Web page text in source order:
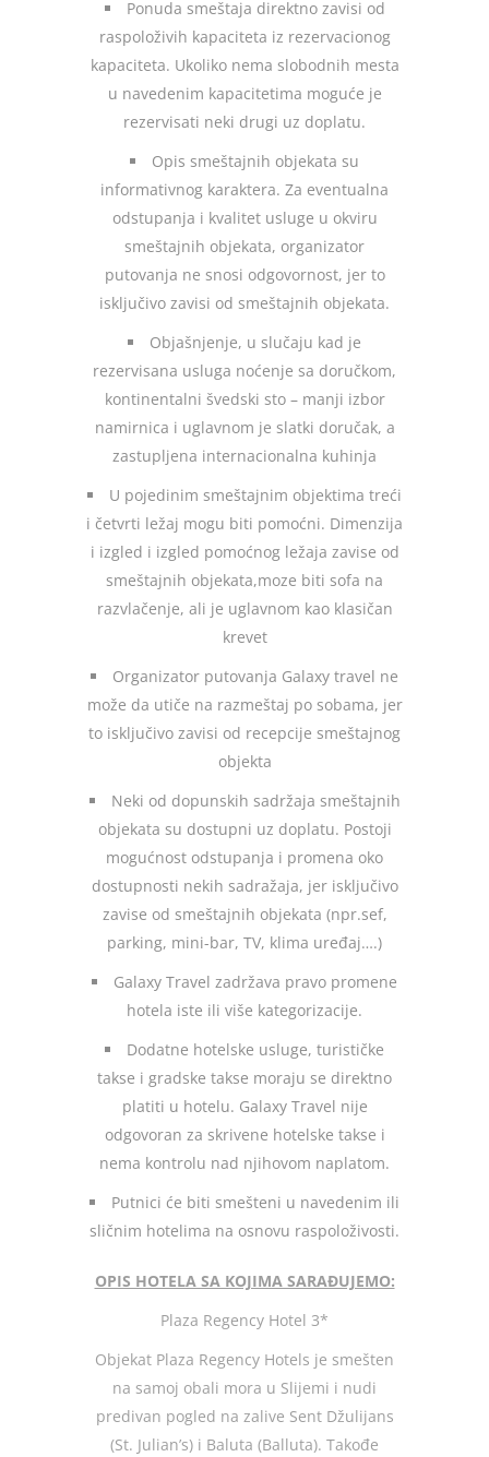
Ponuda smeštaja direktno zavisi od
raspoloživih kapaciteta iz rezervacionog
kapaciteta. Ukoliko nema slobodnih mesta
u navedenim kapacitetima moguće je
rezervisati neki drugi uz doplatu.
Opis smeštajnih objekata su
informativnog karaktera. Za eventualna
odstupanja i kvalitet usluge u okviru
smeštajnih objekata, organizator
putovanja ne snosi odgovornost, jer to
isključivo zavisi od smeštajnih objekata.
Objašnjenje, u slučaju kad je
rezervisana usluga noćenje sa doručkom,
kontinentalni švedski sto – manji izbor
namirnica i uglavnom je slatki doručak, a
zastupljena internacionalna kuhinja
U pojedinim smeštajnim objektima treći
i četvrti ležaj mogu biti pomoćni. Dimenzija
i izgled i izgled pomoćnog ležaja zavise od
smeštajnih objekata,moze biti sofa na
razvlačenje, ali je uglavnom kao klasičan
krevet
Organizator putovanja Galaxy travel ne
može da utiče na razmeštaj po sobama, jer
to isključivo zavisi od recepcije smeštajnog
objekta
Neki od dopunskih sadržaja smeštajnih
objekata su dostupni uz doplatu. Postoji
mogućnost odstupanja i promena oko
dostupnosti nekih sadražaja, jer isključivo
zavise od smeštajnih objekata (npr.sef,
parking, mini-bar, TV, klima uređaj….)
Galaxy Travel zadržava pravo promene
hotela iste ili više kategorizacije.
Dodatne hotelske usluge, turističke
takse i gradske takse moraju se direktno
platiti u hotelu. Galaxy Travel nije
odgovoran za skrivene hotelske takse i
nema kontrolu nad njihovom naplatom.
Putnici će biti smešteni u navedenim ili
sličnim hotelima na osnovu raspoloživosti.
OPIS HOTELA SA KOJIMA SARAĐUJEMO:
Plaza Regency Hotel 3*
Objekat Plaza Regency Hotels je smešten
na samoj obali mora u Slijemi i nudi
predivan pogled na zalive Sent Džulijans
(St. Julian’s) i Baluta (Balluta). Takođe